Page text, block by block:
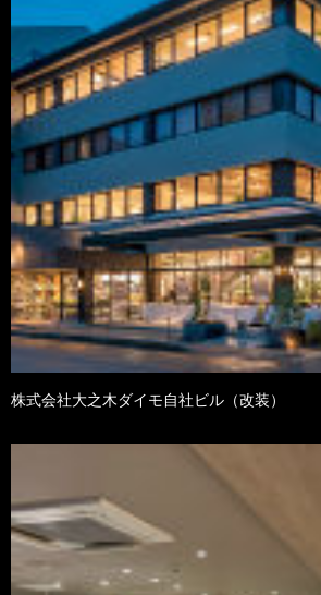
株式会社大之木ダイモ自社ビル（改装）